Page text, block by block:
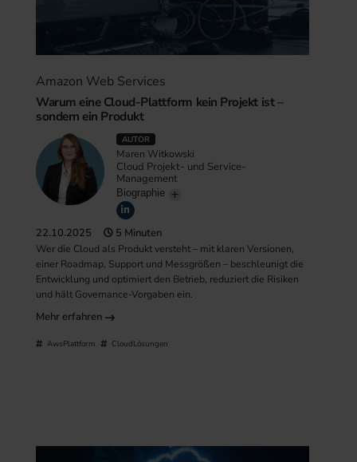
Amazon Web Services
Warum eine Cloud-Plattform kein Projekt ist –
sondern ein Produkt
AUTOR
Maren Witkowski
Cloud Projekt- und Service-
Management
Biographie
22.10.2025 5 Minuten
Wer die Cloud als Produkt versteht – mit klaren Versionen,
einer Roadmap, Support und Messgrößen – beschleunigt die
Entwicklung und optimiert den Betrieb, reduziert die Risiken
und hält Governance-Vorgaben ein.
Mehr erfahren
AwsPlattform CloudLösungen